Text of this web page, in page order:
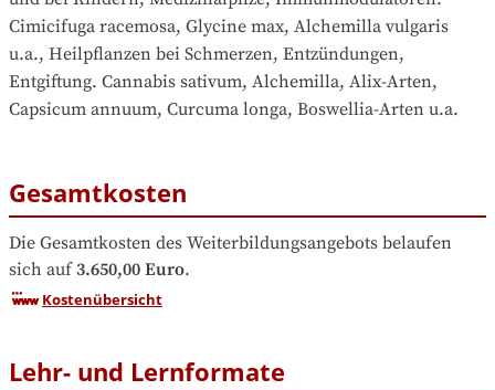
Cimicifuga racemosa, Glycine max, Alchemilla vulgaris
u.a., Heilpflanzen bei Schmerzen, Entzündungen,
Entgiftung. Cannabis sativum, Alchemilla, Alix-Arten,
Capsicum annuum, Curcuma longa, Boswellia-Arten u.a.
Gesamtkosten
Die Gesamtkosten des Weiterbildungsangebots belaufen
sich auf 3.650,00 Euro.
Kostenübersicht
Lehr- und Lernformate